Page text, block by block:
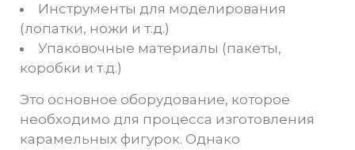
Инструменты для моделирования
(лопатки, ножи и т.д.)
Упаковочные материалы (пакеты,
коробки и т.д.)
Это основное оборудование, которое
необходимо для процесса изготовления
карамельных фигурок. Однако